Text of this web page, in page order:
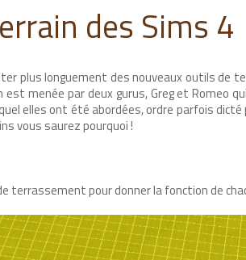
des Sims 4
plus longuement des nouveaux outils de
menée par deux gurus, Greg et Romeo
elles ont été abordées, ordre parfois
vous saurez pourquoi !
terrassement pour donner la fonction de